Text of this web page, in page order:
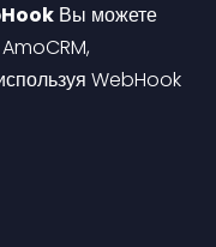
Вы можете
WebHook